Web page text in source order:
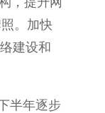
。加快
建设和
半年逐步